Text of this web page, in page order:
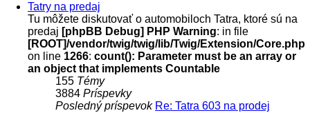
Tatry na predaj
Tu môžete diskutovať o automobiloch Tatra, ktoré sú na
predaj [phpBB Debug] PHP Warning: in file
[ROOT]/vendor/twig/twig/lib/Twig/Extension/Core.php
on line 1266: count(): Parameter must be an array or
an object that implements Countable
155 Témy
3884 Príspevky
Posledný príspevok Re: Tatra 603 na prodej